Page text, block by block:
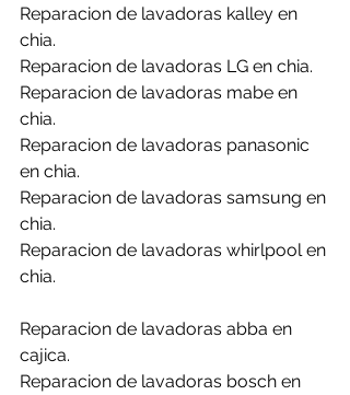
Reparacion de lavadoras kalley en
chia.
Reparacion de lavadoras LG en chia.
Reparacion de lavadoras mabe en
chia.
Reparacion de lavadoras panasonic
en chia.
Reparacion de lavadoras samsung en
chia.
Reparacion de lavadoras whirlpool en
chia.
Reparacion de lavadoras abba en
cajica.
Reparacion de lavadoras bosch en